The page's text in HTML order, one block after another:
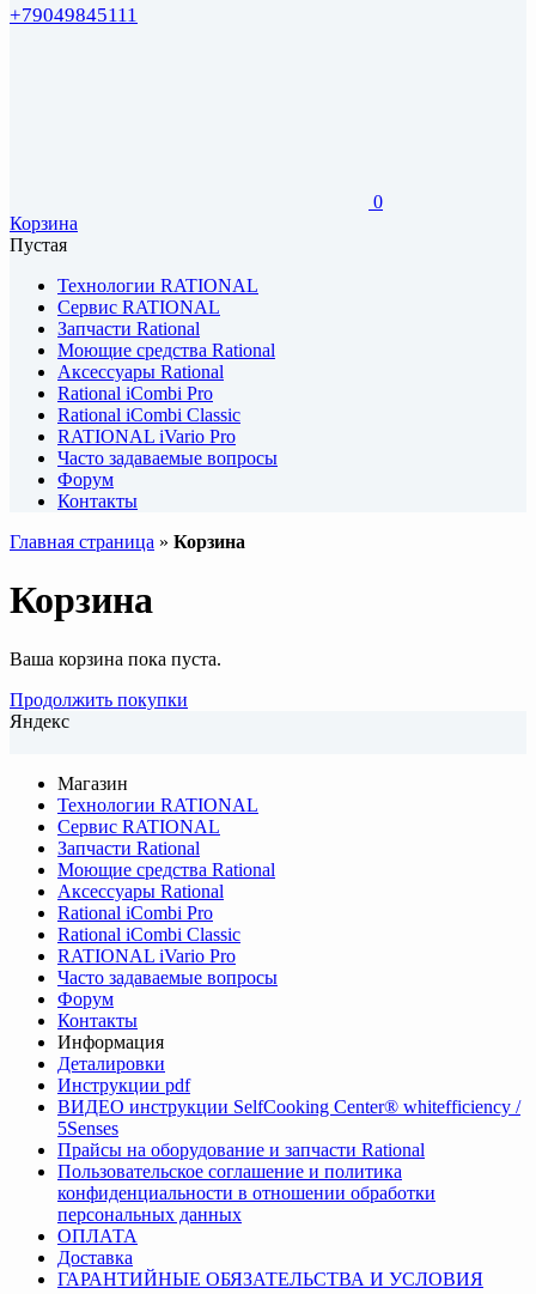
+79049845111
0
Корзина
Пустая
Технологии RATIONAL
Сервис RATIONAL
Запчасти Rational
Моющие средства Rational
Аксессуары Rational
Rational iCombi Pro
Rational iCombi Classic
RATIONAL iVario Pro
Часто задаваемые вопросы
Форум
Контакты
Главная страница » Корзина
Корзина
Ваша корзина пока пуста.
Продолжить покупки
Яндекс
Магазин
Технологии RATIONAL
Сервис RATIONAL
Запчасти Rational
Моющие средства Rational
Аксессуары Rational
Rational iCombi Pro
Rational iCombi Classic
RATIONAL iVario Pro
Часто задаваемые вопросы
Форум
Контакты
Информация
Деталировки
Инструкции pdf
ВИДЕО инструкции SelfCooking Center® whitefficiency /
5Senses
Прайсы на оборудование и запчасти Rational
Пользовательское соглашение и политика
конфиденциальности в отношении обработки
персональных данных
ОПЛАТА
Доставка
ГАРАНТИЙНЫЕ ОБЯЗАТЕЛЬСТВА И УСЛОВИЯ